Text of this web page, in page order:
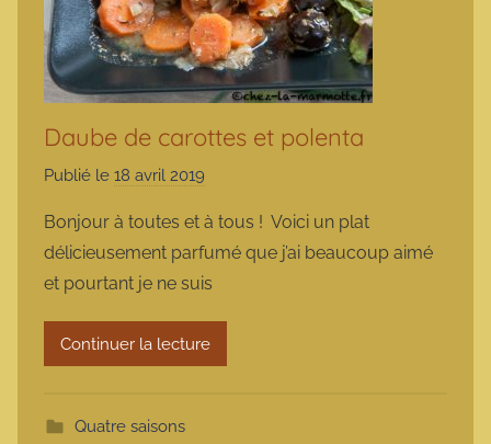
Daube de carottes et polenta
Publié le 18 avril 2019
r
m
a
r
m
Bonjour à toutes et à tous ! Voici un plat
délicieusement parfumé que j’ai beaucoup aimé
et pourtant je ne suis
Continuer la lecture
Quatre saisons